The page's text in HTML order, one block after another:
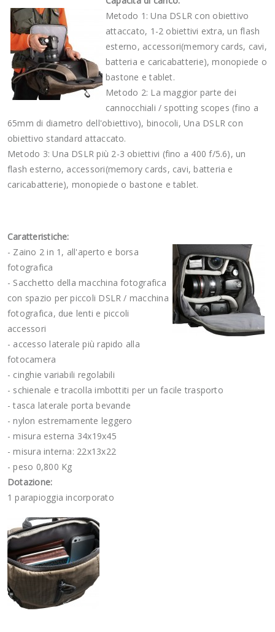
Metodo 1: Una DSLR con obiettivo
attaccato, 1-2 obiettivi extra, un flash
esterno, accessori(memory cards, cavi,
batteria e caricabatterie), monopiede o
bastone e tablet.
Metodo 2: La maggior parte dei
cannocchiali / spotting scopes (fino a
65mm di diametro dell'obiettivo), binocoli, Una DSLR con
obiettivo standard attaccato.
Metodo 3: Una DSLR più 2-3 obiettivi (fino a 400 f/5.6), un
flash esterno, accessori(memory cards, cavi, batteria e
caricabatterie), monopiede o bastone e tablet.
Caratteristiche:
- Zaino 2 in 1, all'aperto e borsa
fotografica
- Sacchetto della macchina fotografica
con spazio per piccoli DSLR / macchina
fotografica, due lenti e piccoli
accessori
- accesso laterale più rapido alla
fotocamera
- cinghie variabili regolabili
- schienale e tracolla imbottiti per un facile trasporto
- tasca laterale porta bevande
- nylon estremamente leggero
- misura esterna 34x19x45
- misura interna: 22x13x22
- peso 0,800 Kg
Dotazione:
1 parapioggia incorporato